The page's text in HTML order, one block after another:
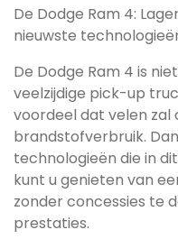
De Dodge Ram 4:
nieuwste
De Dodge Ram 4 is
veelzijdige pick-up
voordeel dat velen zal
brandstofverbruik.
technologieën die in
kunt u genieten van
zonder concessies te
prestaties.